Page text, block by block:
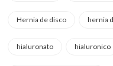
Hernia de disco hernia
hialuronato hialuronico